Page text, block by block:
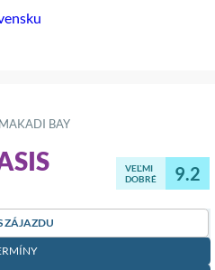
»
MAKADI BAY
VEĽMI
DOBRÉ
9.2
ZÁJAZDU